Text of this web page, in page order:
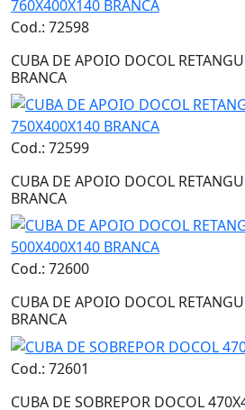
Cod.: 72598
CUBA DE APOIO DOCOL
BRANCA
Cod.: 72599
CUBA DE APOIO DOCOL
BRANCA
Cod.: 72600
CUBA DE APOIO DOCOL
BRANCA
Cod.: 72601
CUBA DE SOBREPOR DOCOL